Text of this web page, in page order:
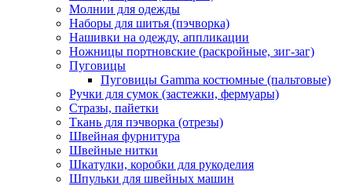
Молнии для одежды
Наборы для шитья (пэчворка)
Нашивки на одежду, аппликации
Ножницы портновские (раскройные, зиг-заг)
Пуговицы
Пуговицы Gamma костюмные (пальтовые)
Ручки для сумок (застежки, фермуары)
Стразы, пайетки
Ткань для пэчворка (отрезы)
Швейная фурнитура
Швейные нитки
Шкатулки, коробки для рукоделия
Шпульки для швейных машин